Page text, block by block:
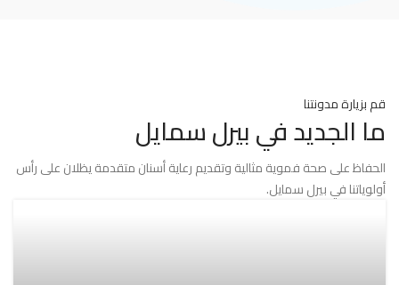
قم بزيارة مدونتنا
ما الجديد في بيرل سمايل
الحفاظ على صحة فموية مثالية وتقديم رعاية أسنان متقدمة يظلان على رأس
أولوياتنا في بيرل سمايل.